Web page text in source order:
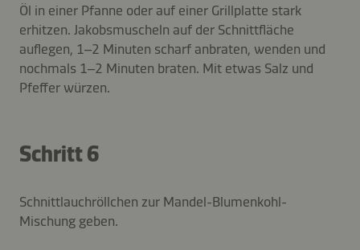
Öl in einer Pfanne oder auf einer Grillplatte stark
erhitzen. Jakobsmuscheln auf der Schnittfläche
auflegen, 1–2 Minuten scharf anbraten, wenden und
nochmals 1–2 Minuten braten. Mit etwas Salz und
Pfeffer würzen.
Schritt 6
Schnittlauchröllchen zur Mandel-Blumenkohl-
Mischung geben.